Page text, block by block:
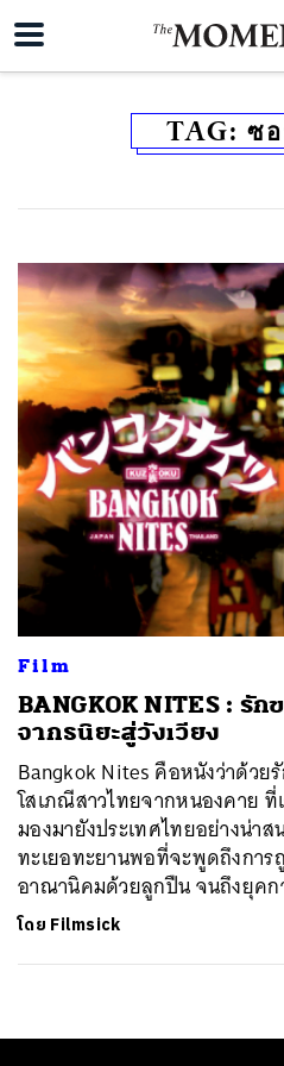
TAG: ซ
Film
BANGKOK NITES : รั
จากธนิยะสู่วังเวียง
Bangkok Nites คือหนังว่าด้ว
โสเภณีสาวไทยจากหนองคาย
มองมายังประเทศไทยอย่างน่า
ทะเยอทะยานพอที่จะพูดถึงกา
อาณานิคมด้วยลูกปืน จนถึงยุคก
โดย Filmsick
ค้นหา
SHARE TWEET